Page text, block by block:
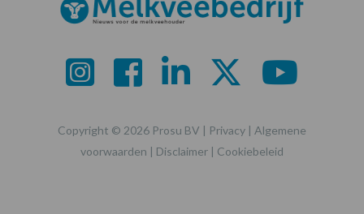
Copyright © 2026 Prosu BV | Privacy | Algemene
voorwaarden | Disclaimer | Cookiebeleid